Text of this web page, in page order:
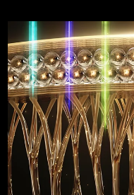
全部购买
FOREO APP
关于我们
日本
泽西岛
哈萨克斯坦
科威特
拉脱维亚